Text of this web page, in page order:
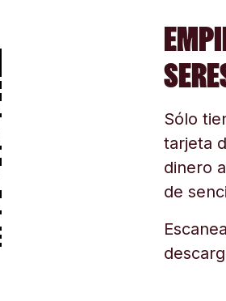
Sólo
tarjeta
dinero
de